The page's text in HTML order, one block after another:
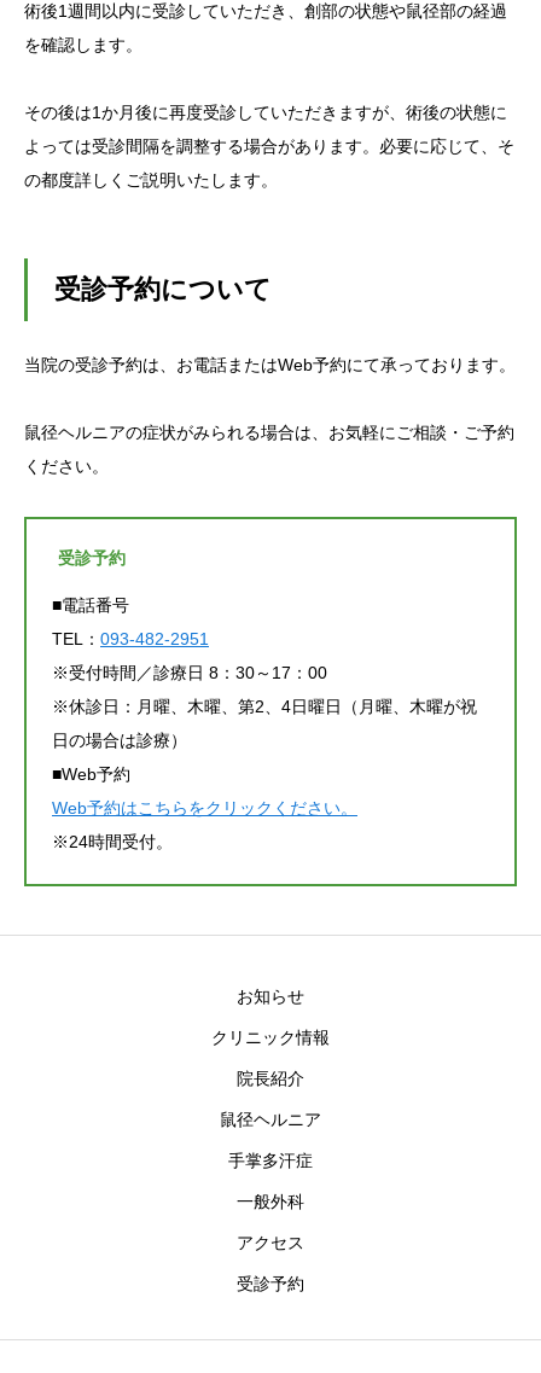
術後1週間以内に受診していただき、創部の状態や鼠径部の経過
を確認します。
その後は1か月後に再度受診していただきますが、術後の状態に
よっては受診間隔を調整する場合があります。必要に応じて、そ
の都度詳しくご説明いたします。
受診予約について
当院の受診予約は、お電話またはWeb予約にて承っております。
鼠径ヘルニアの症状がみられる場合は、お気軽にご相談・ご予約
ください。
受診予約
■電話番号
TEL： 093-482-2951
※受付時間／診療日 8：30～17：00
※休診日：月曜、木曜、第2、4日曜日（月曜、木曜が祝
日の場合は診療）
■Web予約
Web予約はこちらをクリックください。
※24時間受付。
お知らせ
クリニック情報
院長紹介
鼠径ヘルニア
手掌多汗症
一般外科
アクセス
受診予約